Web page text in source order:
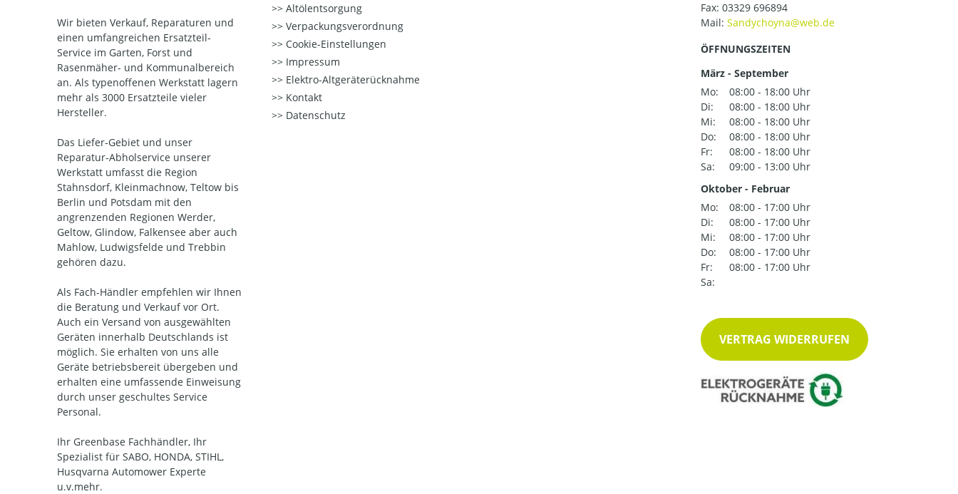
Wir bieten Verkauf, Reparaturen und
einen umfangreichen Ersatzteil-
Service im Garten, Forst und
Rasenmäher- und Kommunalbereich
an. Als typenoffenen Werkstatt lagern
mehr als 3000 Ersatzteile vieler
Hersteller.
Das Liefer-Gebiet und unser
Reparatur-Abholservice unserer
Werkstatt umfasst die Region
Stahnsdorf, Kleinmachnow, Teltow bis
Berlin und Potsdam mit den
angrenzenden Regionen Werder,
Geltow, Glindow, Falkensee aber auch
Mahlow, Ludwigsfelde und Trebbin
gehören dazu.
Als Fach-Händler empfehlen wir Ihnen
die Beratung und Verkauf vor Ort.
Auch ein Versand von ausgewählten
Geräten innerhalb Deutschlands ist
möglich. Sie erhalten von uns alle
Geräte betriebsbereit übergeben und
erhalten eine umfassende Einweisung
durch unser geschultes Service
Personal.
Ihr Greenbase Fachhändler, Ihr
Spezialist für SABO, HONDA, STIHL,
Husqvarna Automower Experte
u.v.mehr.
Altölentsorgung
Verpackungsverordnung
Cookie-Einstellungen
Impressum
Elektro-Altgeräterücknahme
Kontakt
Datenschutz
Fax: 03329 696894
Mail:
ÖFFNUNGSZEITEN
März - September
Mo:
08:00 - 18:00 Uhr
Di:
08:00 - 18:00 Uhr
Mi:
08:00 - 18:00 Uhr
Do:
08:00 - 18:00 Uhr
Fr:
08:00 - 18:00 Uhr
Sa:
09:00 - 13:00 Uhr
Oktober - Februar
Mo:
08:00 - 17:00 Uhr
Di:
08:00 - 17:00 Uhr
Mi:
08:00 - 17:00 Uhr
Do:
08:00 - 17:00 Uhr
Fr:
08:00 - 17:00 Uhr
Sa:
VERTRAG WIDERRUFEN